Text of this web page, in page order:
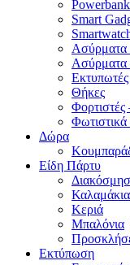
Powerbank
Smart
Ασύρματα
Ασύρματα
Εκτυπωτές
Θήκες
Δώρα
Είδη Πάρτυ
Καλαμάκια
Κεριά
Μπαλόνια
Εκτύπωση